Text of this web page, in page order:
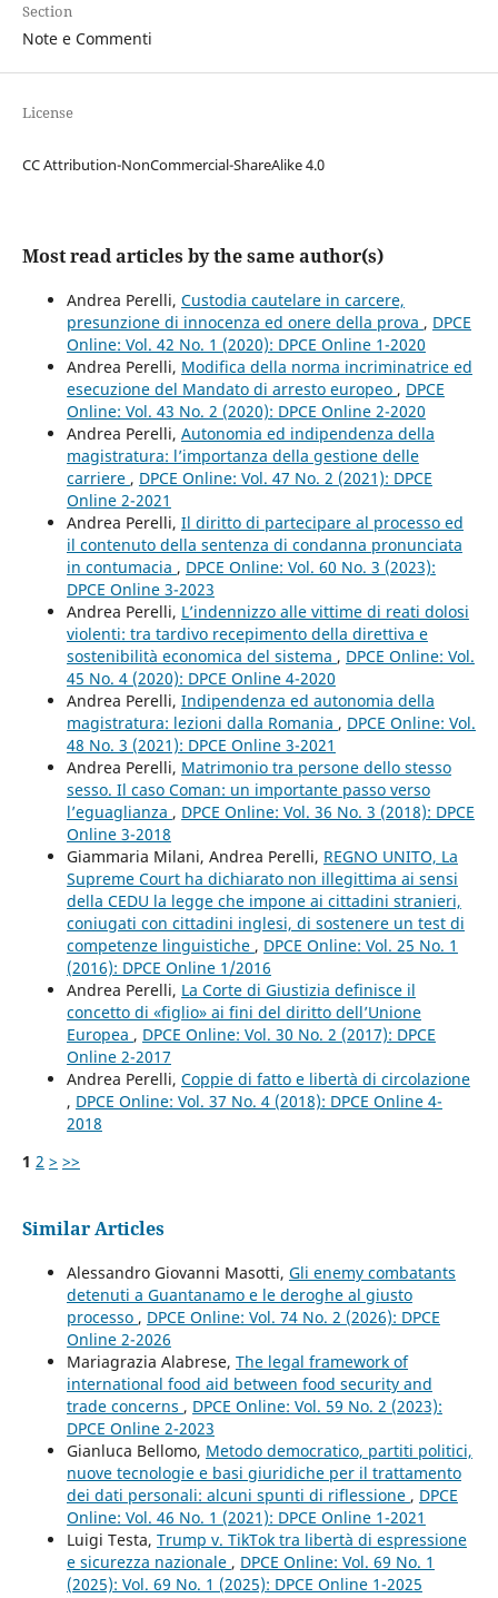
Section
Note e Commenti
License
CC Attribution-NonCommercial-ShareAlike 4.0
Most read articles by the same author(s)
Andrea Perelli, Custodia cautelare in carcere,
presunzione di innocenza ed onere della prova , DPCE
Online: Vol. 42 No. 1 (2020): DPCE Online 1-2020
Andrea Perelli, Modifica della norma incriminatrice ed
esecuzione del Mandato di arresto europeo , DPCE
Online: Vol. 43 No. 2 (2020): DPCE Online 2-2020
Andrea Perelli, Autonomia ed indipendenza della
magistratura: l’importanza della gestione delle
carriere , DPCE Online: Vol. 47 No. 2 (2021): DPCE
Online 2-2021
Andrea Perelli, Il diritto di partecipare al processo ed
il contenuto della sentenza di condanna pronunciata
in contumacia , DPCE Online: Vol. 60 No. 3 (2023):
DPCE Online 3-2023
Andrea Perelli, L’indennizzo alle vittime di reati dolosi
violenti: tra tardivo recepimento della direttiva e
sostenibilità economica del sistema , DPCE Online: Vol.
45 No. 4 (2020): DPCE Online 4-2020
Andrea Perelli, Indipendenza ed autonomia della
magistratura: lezioni dalla Romania , DPCE Online: Vol.
48 No. 3 (2021): DPCE Online 3-2021
Andrea Perelli, Matrimonio tra persone dello stesso
sesso. Il caso Coman: un importante passo verso
l’eguaglianza , DPCE Online: Vol. 36 No. 3 (2018): DPCE
Online 3-2018
Giammaria Milani, Andrea Perelli, REGNO UNITO, La
Supreme Court ha dichiarato non illegittima ai sensi
della CEDU la legge che impone ai cittadini stranieri,
coniugati con cittadini inglesi, di sostenere un test di
competenze linguistiche , DPCE Online: Vol. 25 No. 1
(2016): DPCE Online 1/2016
Andrea Perelli, La Corte di Giustizia definisce il
concetto di «figlio» ai fini del diritto dell’Unione
Europea , DPCE Online: Vol. 30 No. 2 (2017): DPCE
Online 2-2017
Andrea Perelli, Coppie di fatto e libertà di circolazione
, DPCE Online: Vol. 37 No. 4 (2018): DPCE Online 4-
2018
1 2 > >>
Similar Articles
Alessandro Giovanni Masotti, Gli enemy combatants
detenuti a Guantanamo e le deroghe al giusto
processo , DPCE Online: Vol. 74 No. 2 (2026): DPCE
Online 2-2026
Mariagrazia Alabrese, The legal framework of
international food aid between food security and
trade concerns , DPCE Online: Vol. 59 No. 2 (2023):
DPCE Online 2-2023
Gianluca Bellomo, Metodo democratico, partiti politici,
nuove tecnologie e basi giuridiche per il trattamento
dei dati personali: alcuni spunti di riflessione , DPCE
Online: Vol. 46 No. 1 (2021): DPCE Online 1-2021
Luigi Testa, Trump v. TikTok tra libertà di espressione
e sicurezza nazionale , DPCE Online: Vol. 69 No. 1
(2025): Vol. 69 No. 1 (2025): DPCE Online 1-2025